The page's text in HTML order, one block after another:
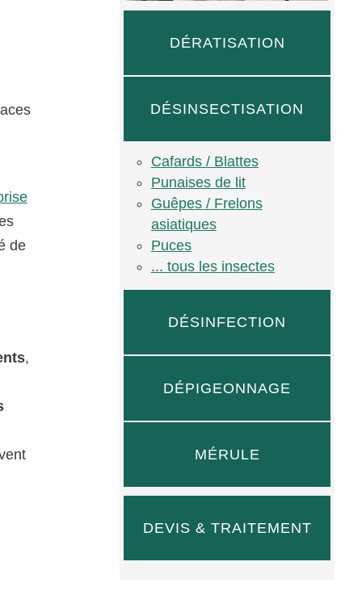
de
,
DÉRATISATION
DÉSINSECTISATION
Cafards / Blattes
Punaises de lit
Guêpes / Frelons
asiatiques
Puces
... tous les insectes
DÉSINFECTION
DÉPIGEONNAGE
MÉRULE
DEVIS & TRAITEMENT